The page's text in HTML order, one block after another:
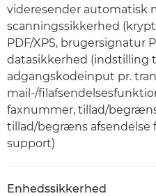
videresender automatisk
scanningssikkerhed
PDF/XPS, brugersignatur
datasikkerhed (indstilling
adgangskodeinput pr.
mail-/
faxnummer, tillad/
tillad/begræns afsendelse
support)
Enhedssikkerhed